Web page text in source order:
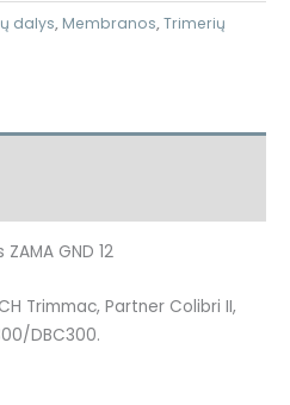
dalys, Membranos,Trimerių
GND 12
Trimmac, Partner Colibri II,
DBC300.